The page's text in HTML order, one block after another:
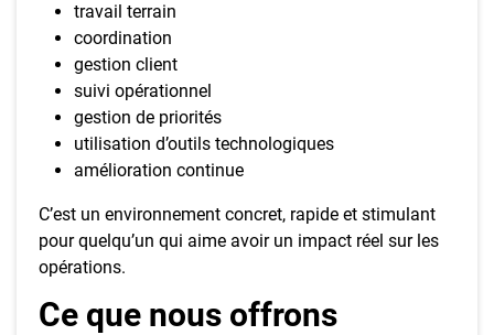
travail terrain
coordination
gestion client
suivi opérationnel
gestion de priorités
utilisation d’outils technologiques
amélioration continue
C’est un environnement concret, rapide et stimulant
pour quelqu’un qui aime avoir un impact réel sur les
opérations.
Ce que nous offrons